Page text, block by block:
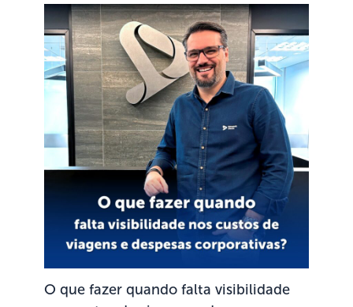
O que fazer quando falta visibilidade